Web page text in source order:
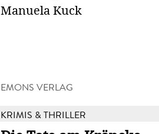
Manuela Kuck
EMONS VERLAG
KRIMIS & THRILLER